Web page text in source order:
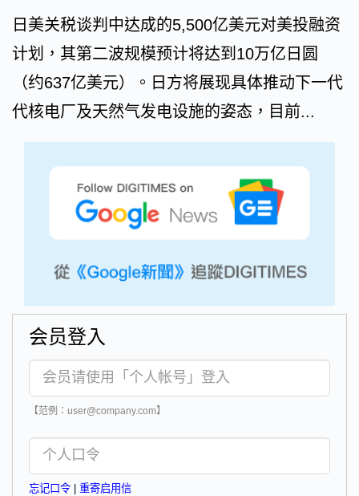
日美关税谈判中达成的5,500亿美元对美投融资
计划，其第二波规模预计将达到10万亿日圆
（约637亿美元）。日方将展现具体推动下一代
代核电厂及天然气发电设施的姿态，目前...
会员登入
【范例：user@company.com】
忘记口令 重寄启用信